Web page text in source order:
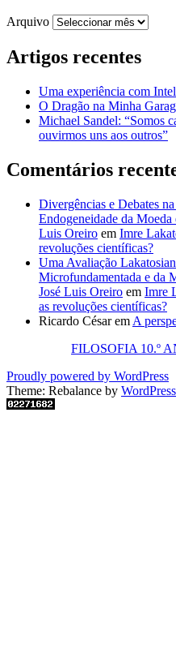
Arquivo
Artigos recentes
Uma experiência com
O Dragão na Minha
Michael Sandel: “Somos
ouvirmos uns aos outros”
Comentários
Divergências e Debates
Endogeneidade da
Luis Oreiro em Imre
revoluções científicas?
Uma Avaliação
Microfundamentada e da
José Luis Oreiro em Imre
as revoluções científicas?
Ricardo Césarem A
FILOSOFIA 10.º
Proudly powered by WordPress
Theme: Rebalance by